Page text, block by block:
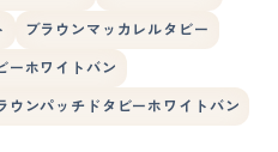
ブラウンマッカレルタビー
ーホワイトバン
ウンパッチドタビーホワイトバン